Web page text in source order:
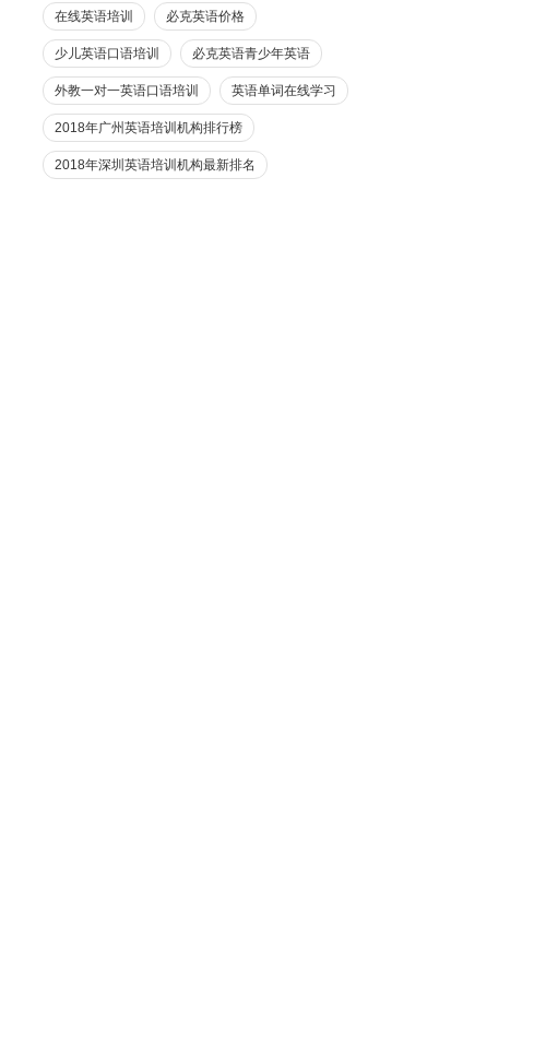
在线英语培训 必克英语价格
少儿英语口语培训 必克英语青少年英语
外教一对一英语口语培训 英语单词在线学习
2018年广州英语培训机构排行榜
2018年深圳英语培训机构最新排名